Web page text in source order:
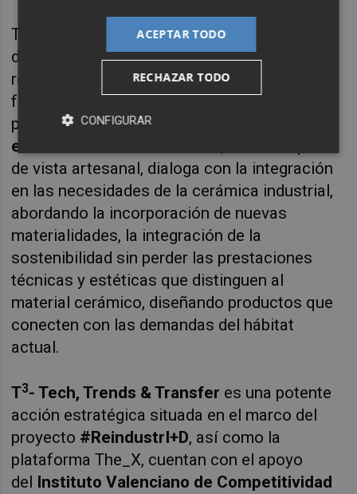
También intervendrá Mamen Diego, artesana,
diseñadora de interiores, Maestra de Arte
reconocida por la Michelangelo Foundation y
fundadora de Objet Particulier, con la
ponencia "Hibridación de materiales: donde
está la cerámica"
de vista artesanal, dialoga con la integración
en las necesidades de la cerámica industrial,
abordando la incorporación de nuevas
materialidades, la integración de la
sostenibilidad sin perder las prestaciones
técnicas y estéticas que distinguen al
material cerámico, diseñando productos que
conecten con las demandas del hábitat
actual.
T3- Tech, Trends & Transfer es una potente
acción estratégica situada en el marco del
proyecto #ReindustrI+D, así como la
plataforma The_X, cuentan con el apoyo
del Instituto Valenciano de Competitividad
ACEPTAR TODO
RECHAZAR TODO
CONFIGURAR